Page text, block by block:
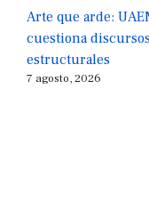
Arte que arde:
cuestiona
estructurales
7 agosto, 2026